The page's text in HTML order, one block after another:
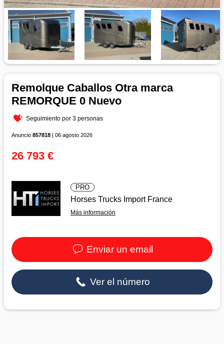
Remolque Caballos Otra marca
REMORQUE 0 Nuevo
Seguimiento por 3 personas
Anuncio 857818 | 06 agosto 2026
26 793 €
PRO
Horses Trucks Import France
Más información
Enviar un email
Ver el número